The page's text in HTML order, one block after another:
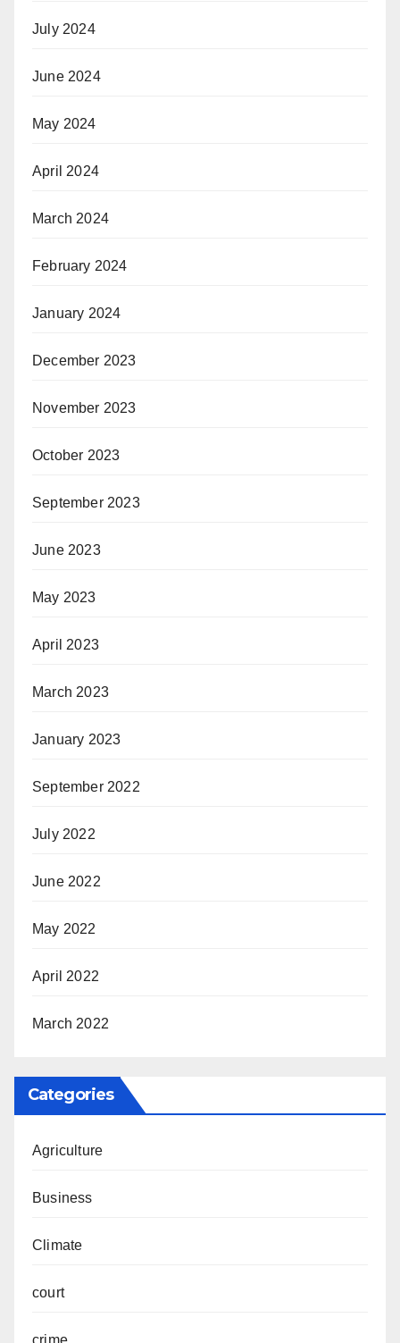
July 2024
June 2024
May 2024
April 2024
March 2024
February 2024
January 2024
December 2023
November 2023
October 2023
September 2023
June 2023
May 2023
April 2023
March 2023
January 2023
September 2022
July 2022
June 2022
May 2022
April 2022
March 2022
Categories
Agriculture
Business
Climate
court
crime